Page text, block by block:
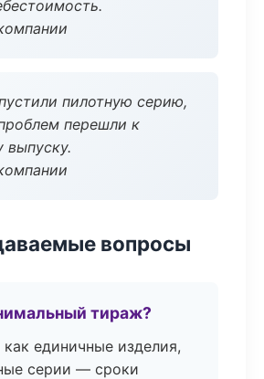
пилотную серию,
перешли к
выпуску.
вопросы
тираж?
единичные изделия,
серии — сроки